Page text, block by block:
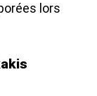
lors